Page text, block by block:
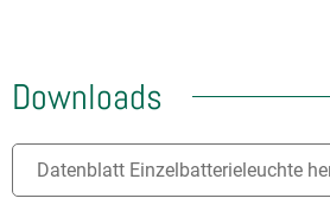
Downloads
Datenblatt Einzelbatterieleuchte